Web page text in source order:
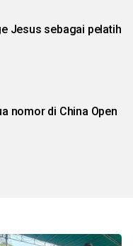
Jesus sebagai pelatih
nomor di China Open